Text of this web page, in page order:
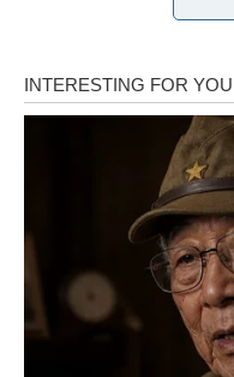
Preporučljivo je staviti
vode i zagrijte u kipućoj
umjesto mlijeka koristi se